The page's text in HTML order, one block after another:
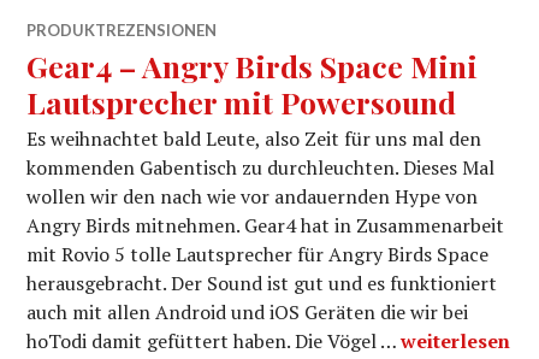
PRODUKTREZENSIONEN
Gear4 – Angry Birds Space Mini
Lautsprecher mit Powersound
Es weihnachtet bald Leute, also Zeit für uns mal den
kommenden Gabentisch zu durchleuchten. Dieses Mal
wollen wir den nach wie vor andauernden Hype von
Angry Birds mitnehmen. Gear4 hat in Zusammenarbeit
mit Rovio 5 tolle Lautsprecher für Angry Birds Space
herausgebracht. Der Sound ist gut und es funktioniert
auch mit allen Android und iOS Geräten die wir bei
hoTodi damit gefüttert haben. Die Vögel …Gear4 –
weiterlesen